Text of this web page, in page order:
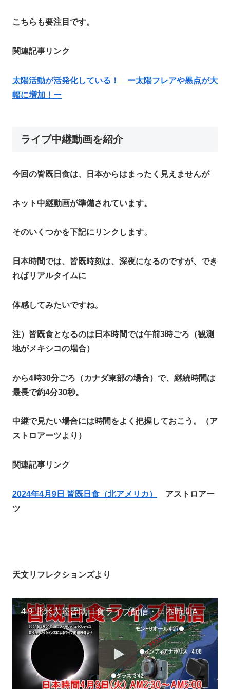
こちらも要注目です。
関連記事リンク
太陽活動が活発化している！ ー太陽フレアや黒点が大
幅に増加！ー
ライブ中継動画を紹介
今回の皆既日食は、日本からはまったく見えませんが
ネット中継動画が準備されています。
そのいくつかを下記にリンクします。
日本時間では、皆既時刻は、深夜になるのですが、でき
ればリアルタイムに
体感してみたいですね。
注）皆既食となるのは日本時間では午前3時ごろ（観測
地がメキシコの場合）
から4時30分ごろ（カナダ東部の場合）で、継続時間は
最長で約4分30秒。
中継で見たい場合には時間をよく把握しておこう。（ア
ストロアーツより）
関連記事リンク
2024年4月9日 皆既日食（北アメリカ）
アストロアー
ツ
天文リフレクションズより
4.9 北米大陸皆既日食ライブ配信・日本時間AM2:30〜